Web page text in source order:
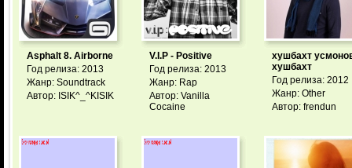
Asphalt 8. Airborne
Год релиза: 2013
Жанр: Soundtrack
Автор: ISIK^_^KISIK
V.I.P - Positive
Год релиза: 2013
Жанр: Rap
Автор: Vanilla
Cocaine
хушбахт
хушбахт
Год релиза: 2012
Жанр: Other
Автор: frendun